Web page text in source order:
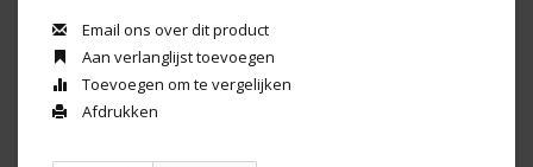
Email ons over dit product
Aan verlanglijst toevoegen
Toevoegen om te vergelijken
Afdrukken